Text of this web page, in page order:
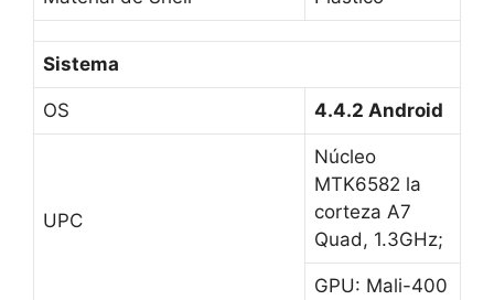
Sistema
OS 4.4.2 Android
UPC
Núcleo
MTK6582 la
corteza A7
Quad, 1.3GHz;
GPU: Mali-400